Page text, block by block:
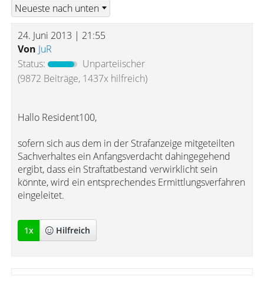
24. Juni 2013 | 21:55
Von JuR
Status:
Unparteiischer
(9872 Beiträge, 1437x hilfreich)
Hallo Resident100,
sofern sich aus dem in der Strafanzeige mitgeteilten
Sachverhaltes ein Anfangsverdacht dahingegehend
ergibt, dass ein Straftatbestand verwirklicht sein
könnte, wird ein entsprechendes Ermittlungsverfahren
eingeleitet.
1x Hilfreich